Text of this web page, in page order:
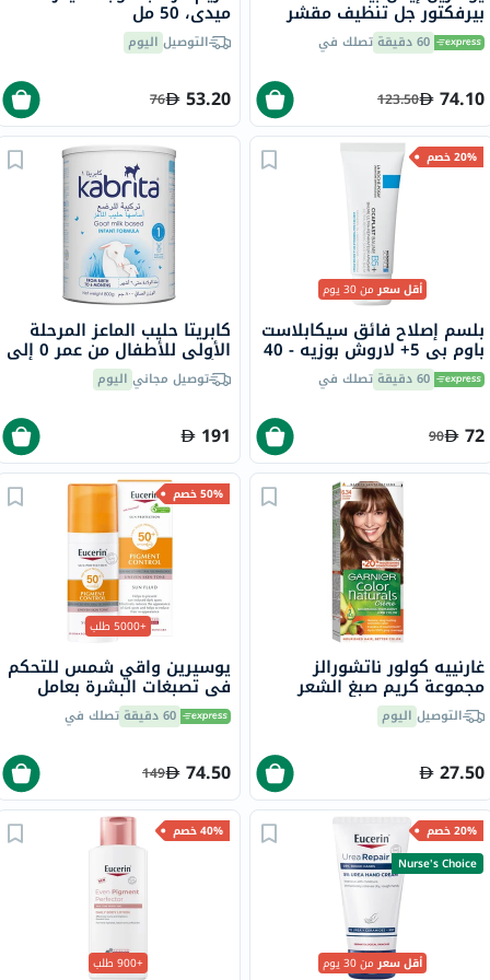
بيرفكتور جل تنظيف مقشر
2%، 200 مل 60 دقيقة تصلك في
74.10
123.50
ميدي، 50 مل
التوصيل اليوم
53.20
76
20% خصم
أقل سعرمن 30 يوم
بلسم إصلاح فائق سيكابلاست
باوم بي 5+ لاروش بوزيه - 40
مل 60 دقيقة تصلك في
72
90
كابريتا حليب الماعز المرحلة
الأولى للأطفال من عمر 0 ​​إلى
6 أشهر 800 جرام توصيل مجاني اليوم
191
غارنييه كولور ناتشورالز
مجموعة كريم صبغ الشعر
6.34 - بني شوكولاتهالتوصيل اليوم
27.50
50% خصم
+5000 طلب
يوسيرين واقي شمس للتحكم
في تصبغات البشرة بعامل
حماية من الشمس 50+ سائل
حماية من أشعة الشمس
60 دقيقة تصلك في
74.50
149
20% خصم
Nurse's Choice
أقل سعرمن 30 يوم
40% خصم
+900 طلب